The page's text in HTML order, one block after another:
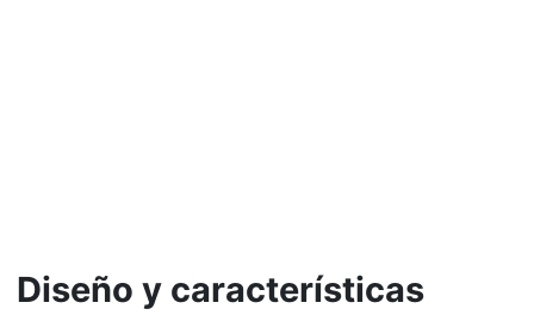
Diseño y características